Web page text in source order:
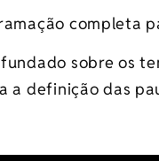
completa
sobre os
a definição das